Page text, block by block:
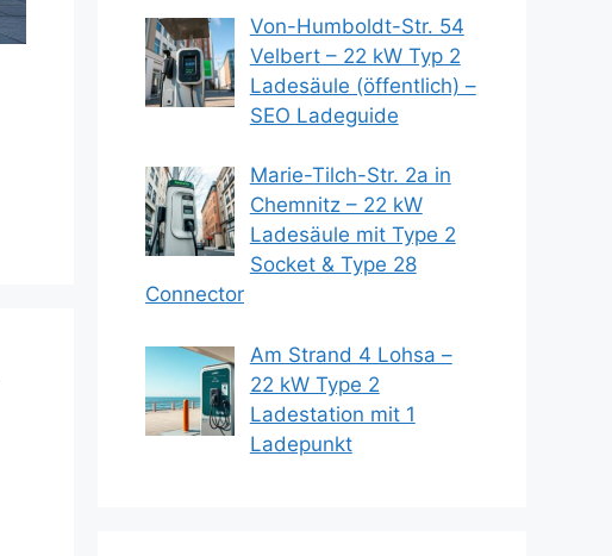
Von-Humboldt-Str. 54
Velbert – 22 kW Typ 2
Ladesäule (öffentlich) –
SEO Ladeguide
Marie-Tilch-Str. 2a in
Chemnitz – 22 kW
Ladesäule mit Type 2
Socket & Type 28
Connector
Am Strand 4 Lohsa –
22 kW Type 2
Ladestation mit 1
Ladepunkt